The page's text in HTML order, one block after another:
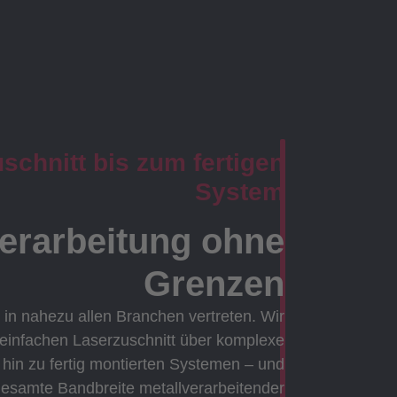
bis zum fertigen
System
ohne
Grenzen
nahezu allen Branchen vertreten. Wir
Laserzuschnitt über komplexe
zu fertig montierten Systemen – und
Bandbreite metallverarbeitender